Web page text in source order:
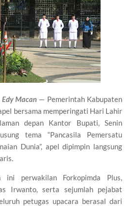
Macan — Pemerintah Kabupaten
bersama memperingati Hari Lahir
depan Kantor Bupati, Senin
tema “Pancasila Pemersatu
Dunia”, apel dipimpin langsung
ini perwakilan Forkopimda Plus,
Irwanto, serta sejumlah pejabat
petugas upacara berasal dari